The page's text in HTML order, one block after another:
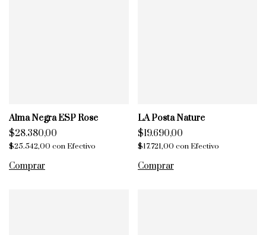
Alma Negra ESP Rose
$28.380,00
$25.542,00 conEfectivo
LA Posta Nature
$19.690,00
$17.721,00 con Efectivo